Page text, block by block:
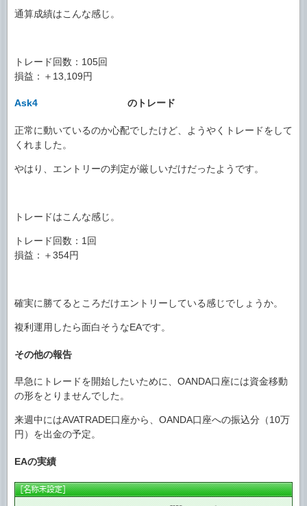
通算成績はこんな感じ。
トレード回数：105回
損益：＋13,109円
Ask4 のトレード
正常に動いているのか心配でしたけど、ようやくトレードをして
くれました。
やはり、エントリーの判定が厳しいだけだったようです。
トレードはこんな感じ。
トレード回数：1回
損益：＋354円
確実に勝てるところだけエントリーしている感じでしょうか。
複利運用したら面白そうなEAです。
その他の報告
早急にトレードを開始したいために、OANDA口座には資金移動
の形をとりませんでした。
来週中にはAVATRADE口座から、OANDA口座への振込分（10万
円）を出金の予定。
EAの実績